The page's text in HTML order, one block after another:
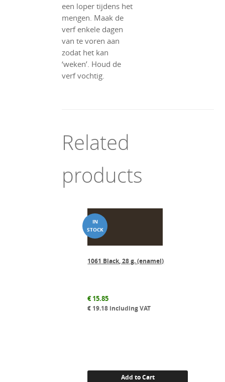
een loper tijdens het
mengen. Maak de
verf enkele dagen
van te voren aan
zodat het kan
‘weken’. Houd de
verf vochtig.
Related
products
1061 Black, 28 g. (enamel)
€15.85
€ 19.18 including VAT
Add to Cart